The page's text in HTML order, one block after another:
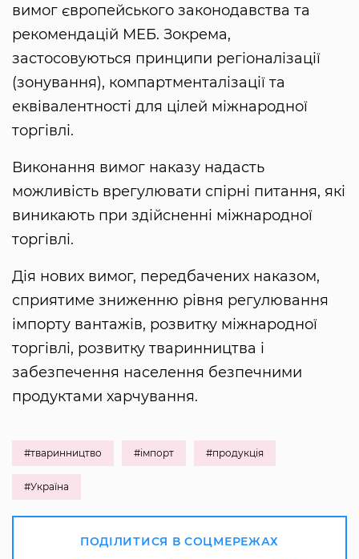
вимог європейського законодавства та
рекомендацій МЕБ. Зокрема,
застосовуються принципи регіоналізації
(зонування), компартменталізації та
еквівалентності для цілей міжнародної
торгівлі.
Виконання вимог наказу надасть
можливість врегулювати спірні питання, які
виникають при здійсненні міжнародної
торгівлі.
Дія нових вимог, передбачених наказом,
сприятиме зниженню рівня регулювання
імпорту вантажів, розвитку міжнародної
торгівлі, розвитку тваринництва і
забезпечення населення безпечними
продуктами харчування.
#тваринництво #імпорт #продукція
#Україна
ПОДІЛИТИСЯ В СОЦМЕРЕЖАХ